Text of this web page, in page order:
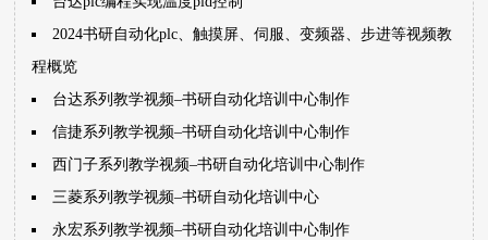
台达plc编程实现温度pid控制
2024书研自动化plc、触摸屏、伺服、变频器、步进等视频教
程概览
台达系列教学视频–书研自动化培训中心制作
信捷系列教学视频–书研自动化培训中心制作
西门子系列教学视频–书研自动化培训中心制作
三菱系列教学视频–书研自动化培训中心